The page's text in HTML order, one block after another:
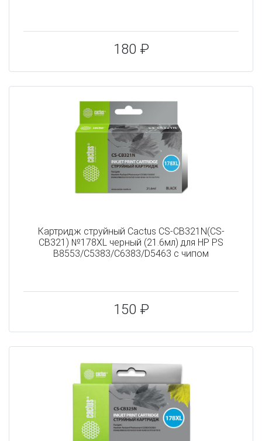
180 ₽
Картридж струйный Cactus CS-CB321N(CS-
CB321) №178XL черный (21.6мл) для HP PS
B8553/C5383/C6383/D5463 с чипом
150 ₽